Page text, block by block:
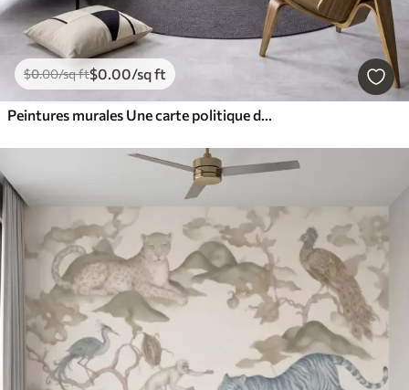
$0.00/sq ft$0.00/sq ft
Peintures murales Une carte politique du monde de couleur marron, avec des drapeaux en français